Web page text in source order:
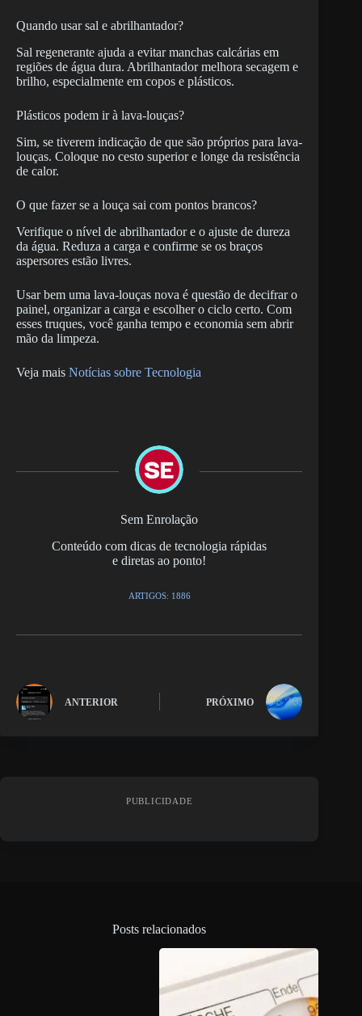
Quando usar sal e abrilhantador?
Sal regenerante ajuda a evitar manchas calcárias em
regiões de água dura. Abrilhantador melhora secagem e
brilho, especialmente em copos e plásticos.
Plásticos podem ir à lava-louças?
Sim, se tiverem indicação de que são próprios para lava-
louças. Coloque no cesto superior e longe da resistência
de calor.
O que fazer se a louça sai com pontos brancos?
Verifique o nível de abrilhantador e o ajuste de dureza
da água. Reduza a carga e confirme se os braços
aspersores estão livres.
Usar bem uma lava-louças nova é questão de decifrar o
painel, organizar a carga e escolher o ciclo certo. Com
esses truques, você ganha tempo e economia sem abrir
mão da limpeza.
Veja mais Notícias sobre Tecnologia
Sem Enrolação
Conteúdo com dicas de tecnologia rápidas
e diretas ao ponto!
ARTIGOS: 1886
ANTERIOR PRÓXIMO
PUBLICIDADE
Posts relacionados